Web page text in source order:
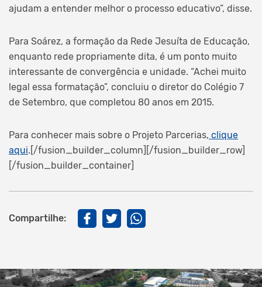
ajudam a entender melhor o processo educativo”, disse.
Para Soárez, a formação da Rede Jesuíta de Educação,
enquanto rede propriamente dita, é um ponto muito
interessante de convergência e unidade. “Achei muito
legal essa formatação”, concluiu o diretor do Colégio 7
de Setembro, que completou 80 anos em 2015.
Para conhecer mais sobre o Projeto Parcerias, clique
aqui.[/fusion_builder_column][/fusion_builder_row]
[/fusion_builder_container]
Compartilhe: